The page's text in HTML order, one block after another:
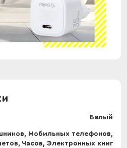
Белый
Мобильных телефонов,
Часов, Электронных книг